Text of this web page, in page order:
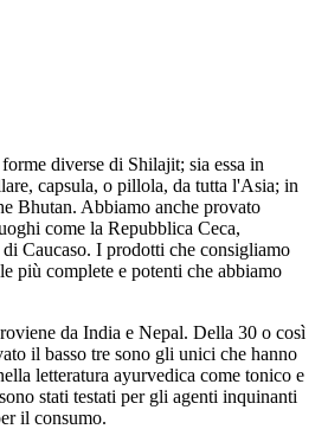
diverse di Shilajit; sia essa in
capsula, o pillola, da tutta l'Asia; in
Bhutan. Abbiamo anche provato
come la Repubblica Ceca,
Caucaso. I prodotti che consigliamo
più complete e potenti che abbiamo
da India e Nepal. Della 30 o così
il basso tre sono gli unici che hanno
letteratura ayurvedica come tonico e
stati testati per gli agenti inquinanti
il consumo.